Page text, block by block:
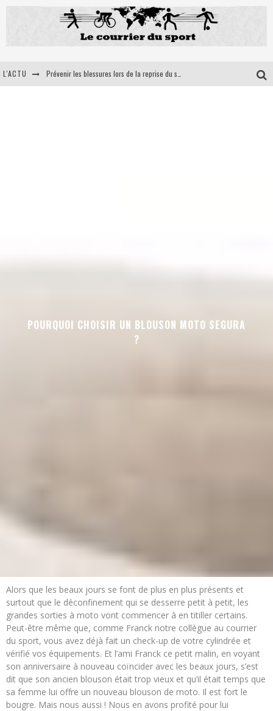
L'ACTU
POURQUOI CHOISIR UN BLOUSON MOTO SEGURA
?
Alors que les beaux jours se font de plus en plus présents et
surtout que le déconfinement qui se desserre petit à petit, les
grandes sorties à moto vont commencer à en titiller certains.
Peut-être même que, comme Franck notre collègue au courrier
du sport, vous avez déjà fait un check-up de votre cylindrée et
vérifié vos équipements. Et l’ami Franck ce petit malin, en voyant
son anniversaire à nouveau coïncider avec les beaux jours, s’est
dit que son ancien blouson était trop vieux et qu’il était temps que
sa femme lui offre un nouveau blouson de moto. Il est fort le
bougre. Mais nous aussi ! Nous en avons profité pour lui